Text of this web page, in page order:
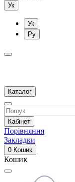
Ук
Ук
Ру
Каталог
Кабінет
Порівняння
Закладки
0 Кошик
Кошик